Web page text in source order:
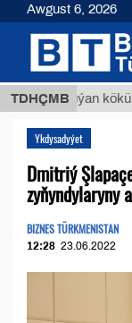
TDHÇMB
Buýan köküniň
Ykdysadyýet
Dmitriý
zyňyndylaryny
BIZNES TÜRKMENISTAN
12:28 23.06.2022
Awgust 6, 2026